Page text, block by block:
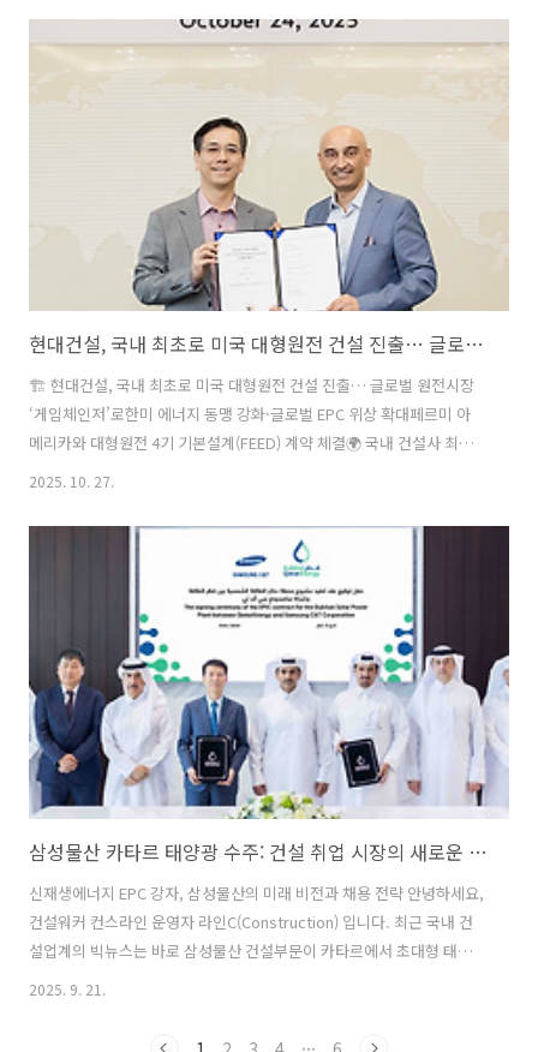
시공사로 선정했다. 부산 사직5구역 재개발은 부산 동래구 사직동 일원
에 지하 3층~지상 38층, 4개 동, 787가구 규모의 공동주택과 부대복리시
설을 조성하는 사업이다. 공사 기간은 착공 후 40개월이며, 공사비는
3567억 원 규모다. 단지는 부산지하철 1·4호선 동래역, 3·4호선 미남
역, 1호선·동해선 교대역 등이 교차하는 교통 중심지에 위치해 있다.
현대건설, 국내 최초로 미국 대형원전 건설 진출… 글로벌 원전시장 ‘게임체인저’로
🏗️ 현대건설, 국내 최초로 미국 대형원전 건설 진출… 글로벌 원전시장
‘게임체인저’로한미 에너지 동맹 강화·글로벌 EPC 위상 확대페르미 아
메리카와 대형원전 4기 기본설계(FEED) 계약 체결🌍 국내 건설사 최초,
미국 대형원전 시장에 ‘깃발’ 꽂다현대건설이 한국 건설사 최초로 미국
에서 미국 에너지 개발사 ‘페르미 아메리카(Fermi America)’와 손잡고
미국 텍사스주 아마릴로 외곽의 초대형 ‘복합 에너지·AI 캠퍼스’ 내 원전
4기 건설을 위한 기본설계(FEED) 계약을 체결했다고 밝혔습니다. 이날
서명식에는 현대건설 이한우 대표와 페르미 뉴클리어 메수트 우즈만 대
표 등 주요 인사가 참석했으며,계약 직후 홍콩에서 진행된 별..
2025. 10. 27.
삼성물산 카타르 태양광 수주: 건설 취업 시장의 새로운 기회
신재생에너지 EPC 강자, 삼성물산의 미래 비전과 채용 전략 안녕하세요,
건설워커 컨스라인 운영자 라인C(Construction) 입니다. 최근 국내 건
설업계의 빅뉴스는 바로 삼성물산 건설부문이 카타르에서 초대형 태양
2025. 9. 21.